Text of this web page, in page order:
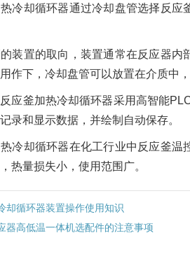
冷却循环器通过冷却盘管选择反
装置的取向，装置通常在反应器
作下，冷却盘管可以放置在介质中
应釜加热冷却循环器采用高智能
录和显示数据，并绘制自动保存。
冷却循环器在化工行业中反应釜
热量损失小，使用范围广。
却循环器装置操作使用知识
器高低温一体机选配件的注意事项